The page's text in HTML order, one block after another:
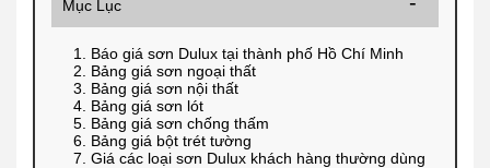
Mục Lục
1. Báo giá sơn Dulux tại thành phố Hồ Chí Minh
2. Bảng giá sơn ngoại thất
3. Bảng giá sơn nội thất
4. Bảng giá sơn lót
5. Bảng giá sơn chống thấm
6. Bảng giá bột trét tường
7. Giá các loại sơn Dulux khách hàng thường dùng